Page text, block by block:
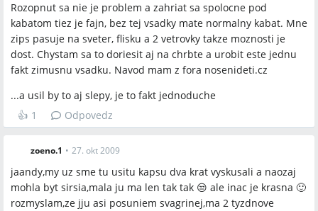
Rozopnut sa nie je problem a zahriat sa spolocne pod
kabatom tiez je fajn, bez tej vsadky mate normalny kabat. Mne
zips pasuje na sveter, flisku a 2 vetrovky takze moznosti je
dost. Chystam sa to doriesit aj na chrbte a urobit este jednu
fakt zimusnu vsadku. Navod mam z fora nosenideti.cz
...a usil by to aj slepy, je to fakt jednoduche
👍 1 Odpovedz
zoeno.1 • 27. okt 2009
jaandy,my uz sme tu usitu kapsu dva krat vyskusali a naozaj
mohla byt sirsia,mala ju ma len tak tak 😒 ale inac je krasna 🙂
rozmyslam,ze jju asi posuniem svagrinej,ma 2 tyzdnove